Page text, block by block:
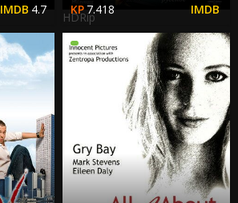
4.7 7.418
HDRip